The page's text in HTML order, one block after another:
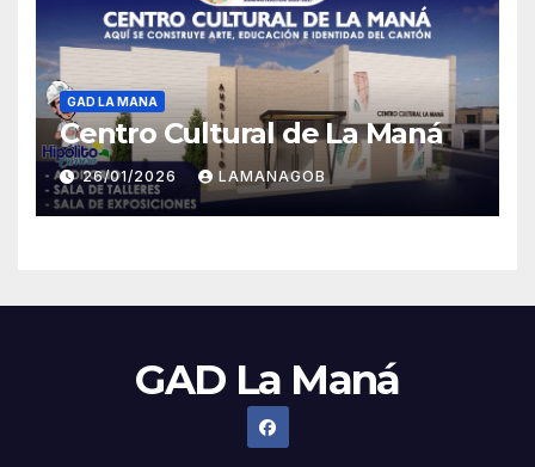
GAD LA MANA
Centro Cultural de La Maná
26/01/2026 LAMANAGOB
GAD La Maná